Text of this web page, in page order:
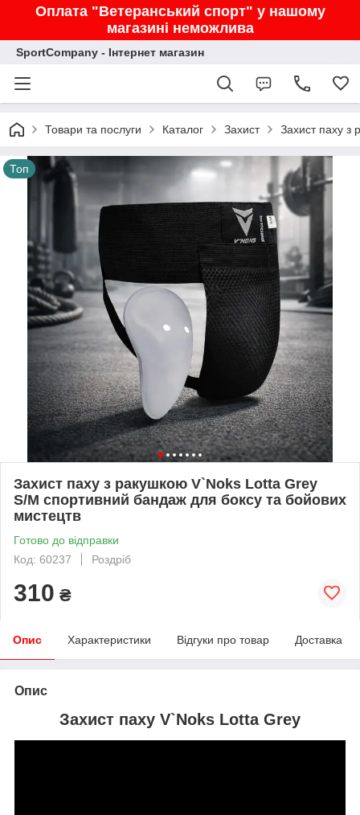
Оплата "Ветеранський спорт" у нашому
магазині неможлива
SportCompany - Інтернет магазин
Товари та послуги Каталог Захист Захист паху з
Топ
Захист паху з ракушкою V`Noks Lotta Grey
S/M спортивний бандаж для боксу та бойових
мистецтв
Готово до відправки
Код: 60237
Роздріб
310 ₴
Опис Характеристики Відгуки про товар Доставка
Опис
Захист паху V`Noks Lotta Grey